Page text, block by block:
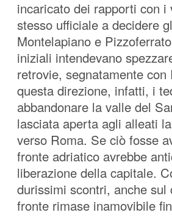
incaricato dei rapporti con
stesso ufficiale a decidere
Montelapiano e
iniziali intendevano
retrovie, segnatamente
questa direzione, infatti, i
abbandonare la valle del
lasciata aperta agli alleati
verso Roma. Se ciò fosse
fronte adriatico avrebbe
liberazione della capitale.
durissimi scontri, anche
fronte rimase inamovibile